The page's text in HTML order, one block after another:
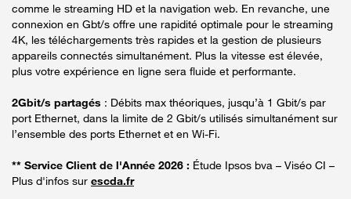
comme le streaming HD et la navigation web. En revanche, une
connexion en Gbt/s offre une rapidité optimale pour le streaming
4K, les téléchargements très rapides et la gestion de plusieurs
appareils connectés simultanément. Plus la vitesse est élevée,
plus votre expérience en ligne sera fluide et performante.
2Gbit/s partagés : Débits max théoriques, jusqu’à 1 Gbit/s par
port Ethernet, dans la limite de 2 Gbit/s utilisés simultanément sur
l’ensemble des ports Ethernet et en Wi-Fi.
** Service Client de l'Année 2026 : Étude Ipsos bva – Viséo CI –
Plus d'infos sur escda.fr